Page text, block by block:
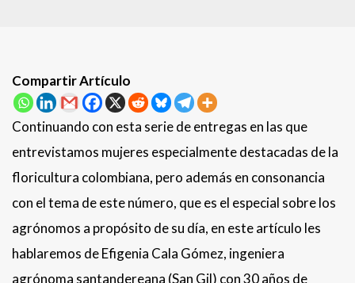
Compartir Artículo
Continuando con esta serie de entregas en las que
entrevistamos mujeres especialmente destacadas de la
floricultura colombiana, pero además en consonancia
con el tema de este número, que es el especial sobre los
agrónomos a propósito de su día, en este artículo les
hablaremos de Efigenia Cala Gómez, ingeniera
agrónoma santandereana (San Gil) con 30 años de